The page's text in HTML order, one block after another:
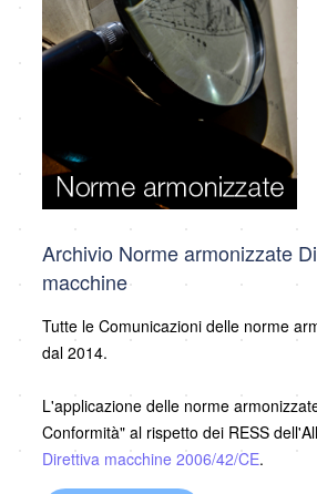
Archivio Norme armonizzate
macchine
Tutte le Comunicazioni delle norme
dal 2014.
L'applicazione delle norme
Conformità" al rispetto dei RESS
Direttiva macchine 2006/42/CE.